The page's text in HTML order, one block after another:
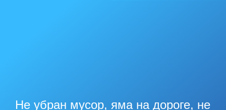
Не убран мусор, яма на дороге, не